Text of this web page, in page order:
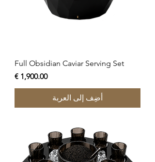
Full Obsidian Caviar Serving Set
السعر
أضِف إلى العربة